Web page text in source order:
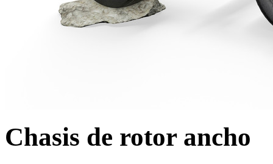
Chasis de rotor ancho